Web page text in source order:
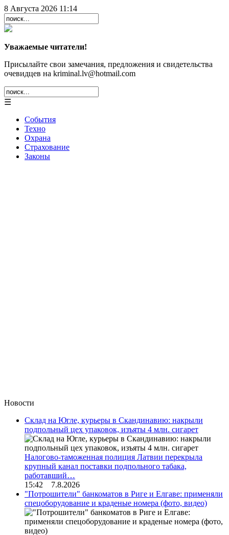
8 Августа 2026 11:14
Уважаемые читатели!
Присылайте свои замечания, предложения и свидетельства
очевидцев на kriminal.lv@hotmail.com
☰
События
Техно
Охрана
Страхование
Законы
Новости
Склад на Югле, курьеры в Скандинавию: накрыли
подпольный цех упаковок, изъяты 4 млн. сигарет
Налогово-таможенная полиция Латвии перекрыла
крупный канал поставки подпольного табака,
работавший…
15:42 7.8.2026
"Потрошители" банкоматов в Риге и Елгаве: применяли
спецоборудование и краденые номера (фото, видео)